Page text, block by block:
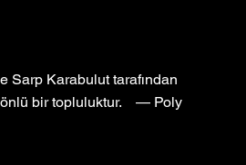
Sarp Karabulut tarafından
bir topluluktur. — Poly